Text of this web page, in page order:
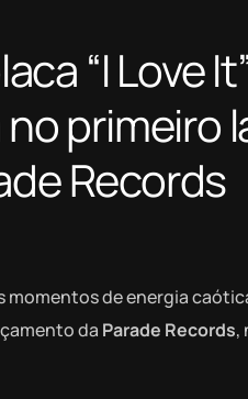
“I Love
primeiro
Records
momentos de energia
da Parade Records,